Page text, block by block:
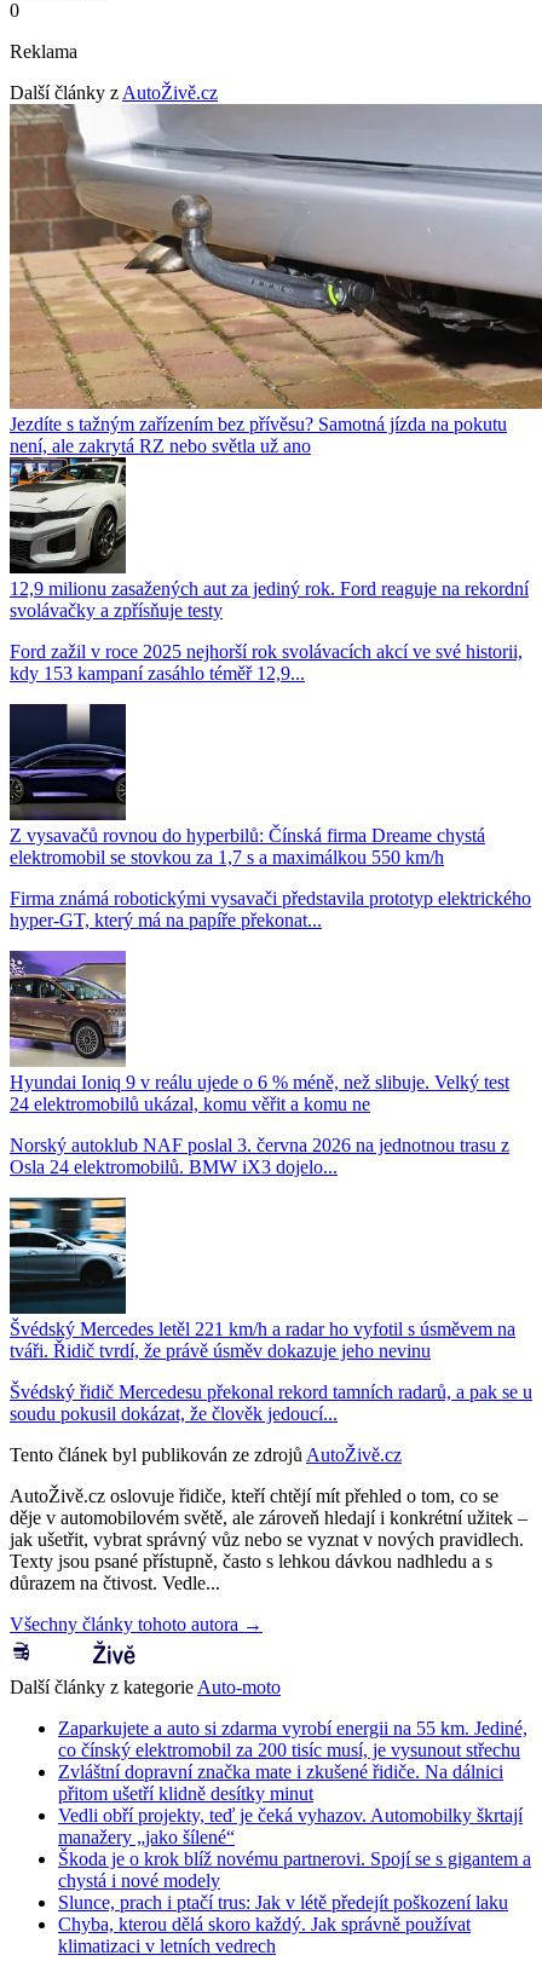
0
Reklama
Další články z AutoŽivě.cz
Jezdíte s tažným zařízením bez přívěsu? Samotná jízda na pokutu
není, ale zakrytá RZ nebo světla už ano
12,9 milionu zasažených aut za jediný rok. Ford reaguje na rekordní
svolávačky a zpřísňuje testy
Ford zažil v roce 2025 nejhorší rok svolávacích akcí ve své historii,
kdy 153 kampaní zasáhlo téměř 12,9...
Z vysavačů rovnou do hyperbilů: Čínská firma Dreame chystá
elektromobil se stovkou za 1,7 s a maximálkou 550 km/h
Firma známá robotickými vysavači představila prototyp elektrického
hyper-GT, který má na papíře překonat...
Hyundai Ioniq 9 v reálu ujede o 6 % méně, než slibuje. Velký test
24 elektromobilů ukázal, komu věřit a komu ne
Norský autoklub NAF poslal 3. června 2026 na jednotnou trasu z
Osla 24 elektromobilů. BMW iX3 dojelo...
Švédský Mercedes letěl 221 km/h a radar ho vyfotil s úsměvem na
tváři. Řidič tvrdí, že právě úsměv dokazuje jeho nevinu
Švédský řidič Mercedesu překonal rekord tamních radarů, a pak se u
soudu pokusil dokázat, že člověk jedoucí...
Tento článek byl publikován ze zdrojů AutoŽivě.cz
AutoŽivě.cz oslovuje řidiče, kteří chtějí mít přehled o tom, co se
děje v automobilovém světě, ale zároveň hledají i konkrétní užitek –
jak ušetřit, vybrat správný vůz nebo se vyznat v nových pravidlech.
Texty jsou psané přístupně, často s lehkou dávkou nadhledu a s
důrazem na čtivost. Vedle...
Všechny články tohoto autora →
Další články z kategorie Auto-moto
Zaparkujete a auto si zdarma vyrobí energii na 55 km. Jediné,
co čínský elektromobil za 200 tisíc musí, je vysunout střechu
Zvláštní dopravní značka mate i zkušené řidiče. Na dálnici
přitom ušetří klidně desítky minut
Vedli obří projekty, teď je čeká vyhazov. Automobilky škrtají
manažery „jako šílené“
Škoda je o krok blíž novému partnerovi. Spojí se s gigantem a
chystá i nové modely
Slunce, prach i ptačí trus: Jak v létě předejít poškození laku
Chyba, kterou dělá skoro každý. Jak správně používat
klimatizaci v letních vedrech